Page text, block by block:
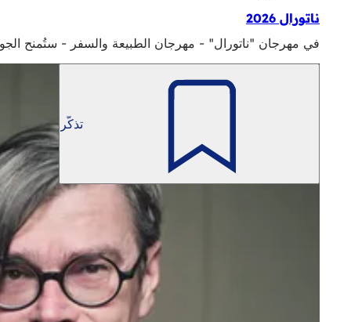
ناتورال 2026
في مهرجان "ناتورال" - مهرجان الطبيعة والسفر - ستُمنح الجوائز مرة أخرى في مهرجان الطبيعة والسفر في
تذكّر